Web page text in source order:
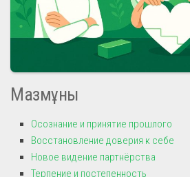
Мазмұны
Осознание и принятие прошлого
Восстановление доверия к себе
Новое видение партнёрства
Терпение и постепенность